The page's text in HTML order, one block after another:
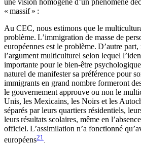
« massif » :
Au CEC, nous estimons que le
problème. L’immigration de masse de
européennes est le problème. D’autre part,
l’argument multiculturel selon lequel
importante pour le bien-être
naturel de manifester sa préférence pour
immigrants en grand nombre formeront
le gouvernement approuve ou non le
Unis, les Mexicains, les Noirs et les
séparés par leurs quartiers résidentiels,
leursrésultats scolaires, même en
officiel. L’assimilation n’a fonctionné
européens21 .